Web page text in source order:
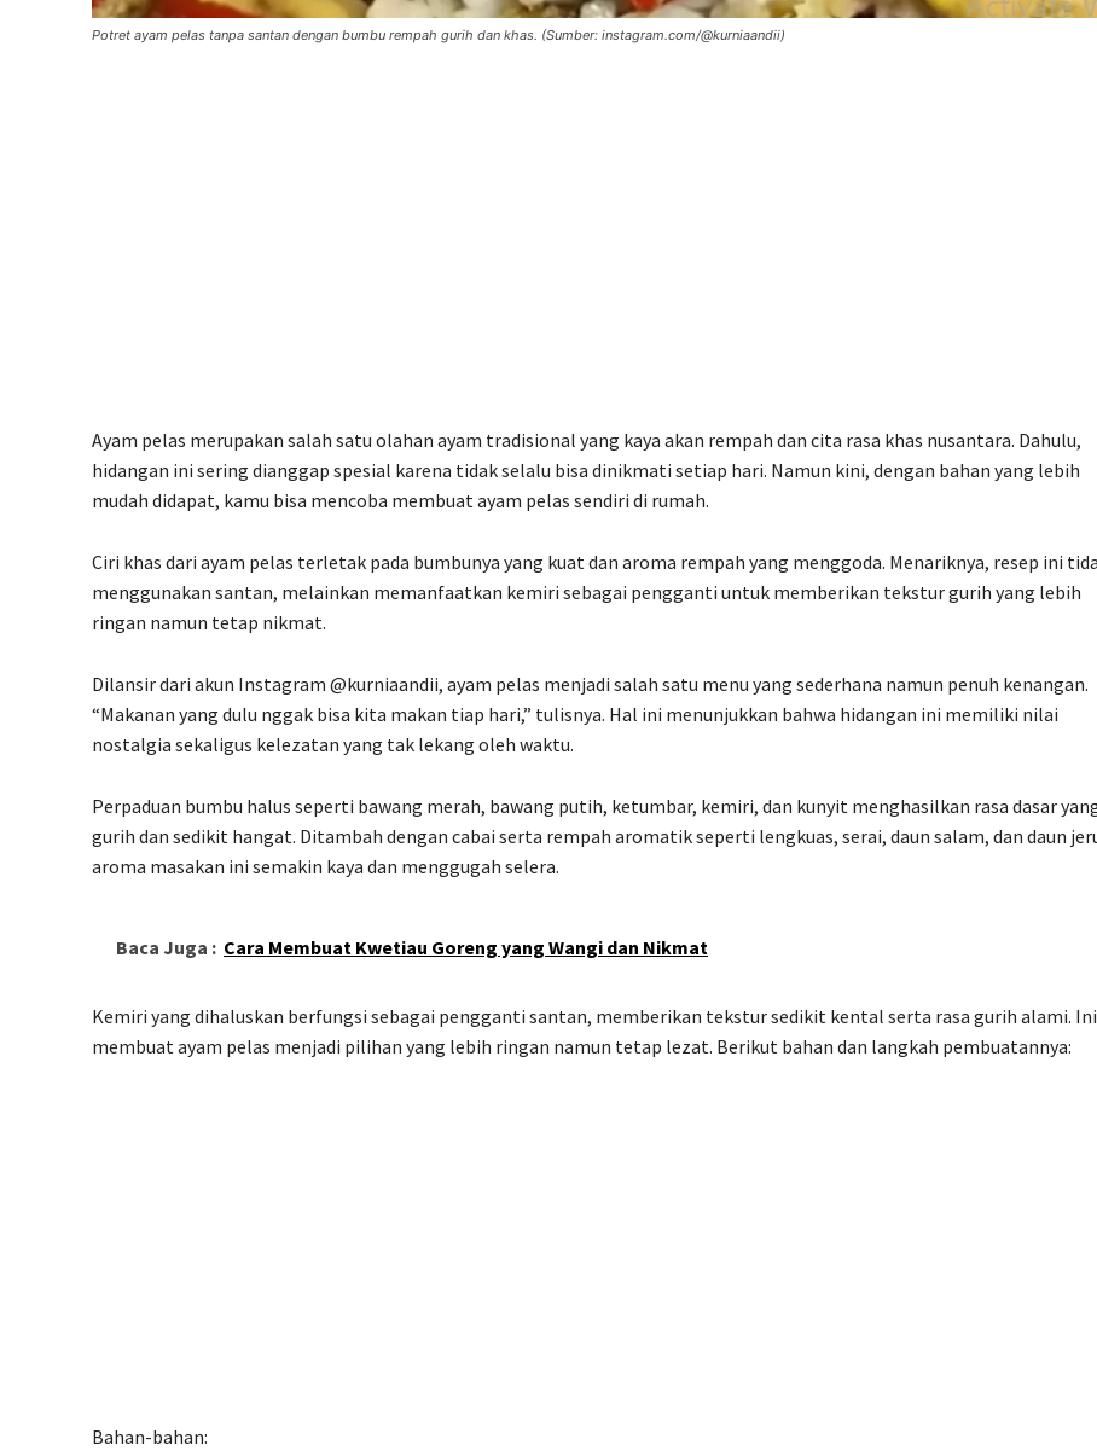
Potret ayam pelas tanpa santan dengan bumbu rempah gurih dan khas. (Sumber: instagram.com/@kurniaandii)
Ayam pelas merupakan salah satu olahan ayam tradisional yang kaya akan rempah dan cita rasa khas nusantara. Dahulu,
hidangan ini sering dianggap spesial karena tidak selalu bisa dinikmati setiap hari. Namun kini, dengan bahan yang lebih
mudah didapat, kamu bisa mencoba membuat ayam pelas sendiri di rumah.
Ciri khas dari ayam pelas terletak pada bumbunya yang kuat dan aroma rempah yang menggoda. Menariknya, resep ini
menggunakan santan, melainkan memanfaatkan kemiri sebagai pengganti untuk memberikan tekstur gurih yang lebih
ringan namun tetap nikmat.
Dilansir dari akun Instagram @kurniaandii, ayam pelas menjadi salah satu menu yang sederhana namun penuh kenangan.
“Makanan yang dulu nggak bisa kita makan tiap hari,” tulisnya. Hal ini menunjukkan bahwa hidangan ini memiliki nilai
nostalgia sekaligus kelezatan yang tak lekang oleh waktu.
Perpaduan bumbu halus seperti bawang merah, bawang putih, ketumbar, kemiri, dan kunyit menghasilkan rasa dasar
gurih dan sedikit hangat. Ditambah dengan cabai serta rempah aromatik seperti lengkuas, serai, daun salam, dan daun
aroma masakan ini semakin kaya dan menggugah selera.
Baca Juga : Cara Membuat Kwetiau Goreng yang Wangi dan Nikmat
Kemiri yang dihaluskan berfungsi sebagai pengganti santan, memberikan tekstur sedikit kental serta rasa gurih alami. Ini
membuat ayam pelas menjadi pilihan yang lebih ringan namun tetap lezat. Berikut bahan dan langkah pembuatannya:
Bahan-bahan: